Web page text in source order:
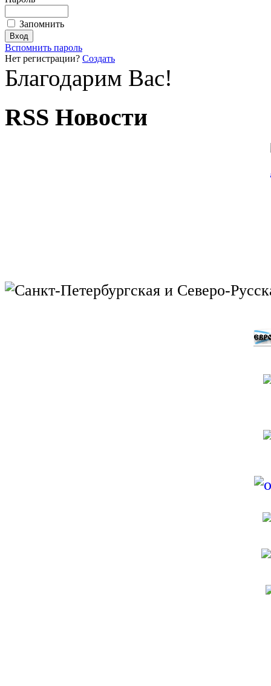
Запомнить
Вспомнить пароль
Нет регистрации? Создать
Благодарим Вас!
RSS Новости